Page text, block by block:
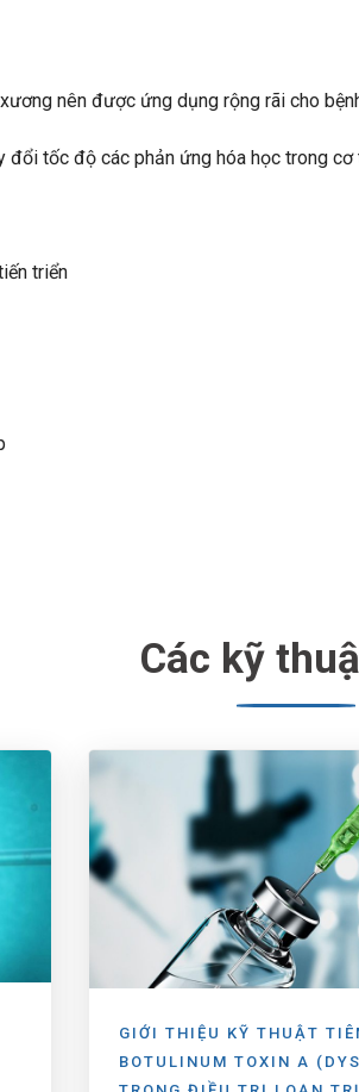
nên được ứng dụng rộng rãi cho
tốc độ các phản ứng hóa học trong cơ
triển
Các kỹ
GIỚI THIỆU KỸ THUẬT
BOTULINUM TOXIN A